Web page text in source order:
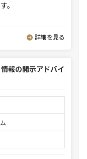
。
詳細を見る
報の開示アドバイ